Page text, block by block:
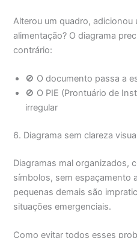
Alterou um quadro, adicionou
alimentação? O diagrama
contrário:
🚫 O documento passa a
🚫 O PIE (Prontuário de
irregular
6. Diagrama sem clareza
Diagramas mal organizados,
símbolos, sem espaçamento
pequenas demais são
situações emergenciais.
Como evitar todos esses